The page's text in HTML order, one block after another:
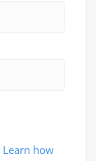
Learn how